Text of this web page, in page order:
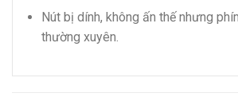
Nút bị dính, không ấn thế nhưng
thường xuyên.